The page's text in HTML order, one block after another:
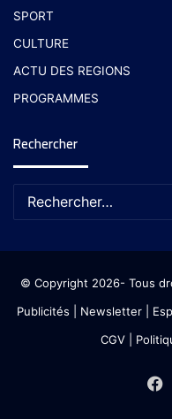
SPORT
CULTURE
ACTU DES REGIONS
PROGRAMMES
Rechercher
© Copyright 2026- Tous
Publicités
Newsletter|
CGV|